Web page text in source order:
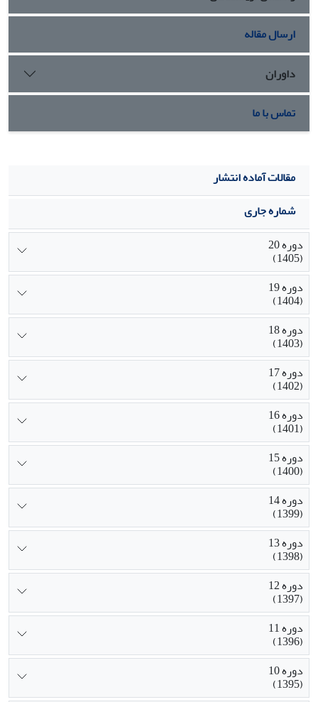
ارسال مقاله
داوران
تماس با ما
مقالات آماده انتشار
شماره جاری
دوره 20
(1405)
دوره 19
(1404)
دوره 18
(1403)
دوره 17
(1402)
دوره 16
(1401)
دوره 15
(1400)
دوره 14
(1399)
دوره 13
(1398)
دوره 12
(1397)
دوره 11
(1396)
دوره 10
(1395)